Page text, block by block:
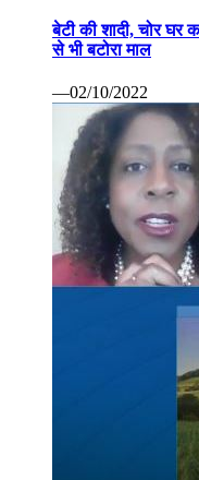
बेटी की शादी, चोर
से भी बटोरा माल
—02/10/2022